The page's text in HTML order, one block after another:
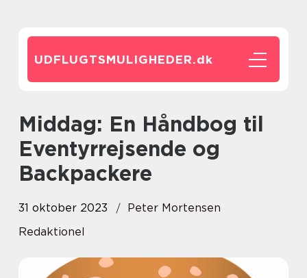
UDFLUGTSMULIGHEDER.dk
Middag: En Håndbog til
Eventyrrejsende og
Backpackere
31 oktober 2023
Peter Mortensen
Redaktionel